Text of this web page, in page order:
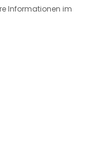
Informationen im